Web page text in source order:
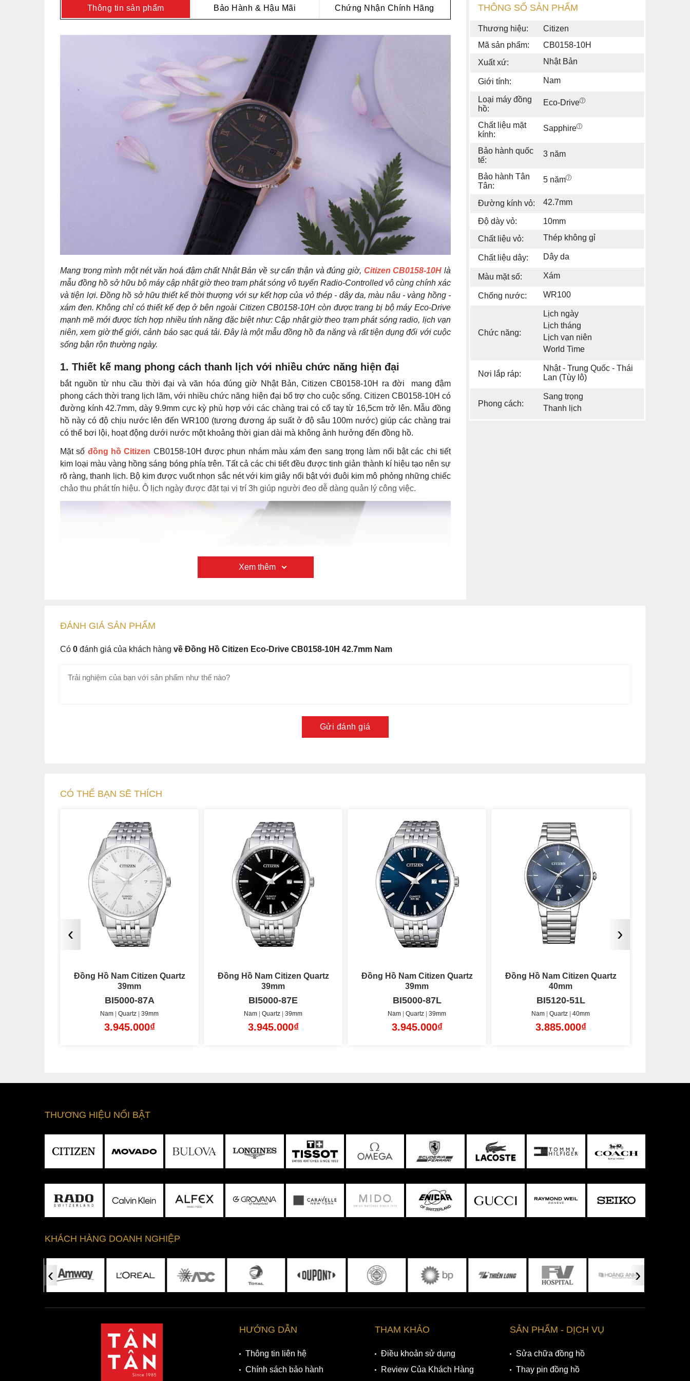
Thông tin sản phẩm Bảo Hành & Hậu Mãi Chứng Nhận Chính Hãng
Mang trong mình một nét văn hoá đậm chất Nhật Bản về sự cẩn thận và đúng giờ, Citizen CB0158-10H là
mẫu đồng hồ sở hữu bộ máy cập nhật giờ theo trạm phát sóng vô tuyến Radio-Controlled vô cùng chính xác
và tiện lợi. Đồng hồ sở hữu thiết kế thời thượng với sự kết hợp của vỏ thép - dây da, màu nâu - vàng hồng -
xám đen. Không chỉ có thiết kế đẹp ở bên ngoài Citizen CB0158-10H còn được trang bị bộ máy Eco-Drive
mạnh mẽ mới được tích hợp nhiều tính năng đặc biệt như: Cập nhật giờ theo trạm phát sóng radio, lịch vạn
niên, xem giờ thế giới, cảnh báo sạc quá tải. Đây là một mẫu đồng hồ đa năng và rất tiện dụng đối với cuộc
sống bận rộn thường ngày.
1. Thiết kế mang phong cách thanh lịch với nhiều chức năng hiện đại
bắt nguồn từ nhu cầu thời đại và văn hóa đúng giờ Nhật Bản, Citizen CB0158-10H ra đời mang đậm
phong cách thời trang lịch lãm, với nhiều chức năng hiện đại bổ trợ cho cuộc sống. Citizen CB0158-10H có
đường kính 42.7mm, dày 9.9mm cực kỳ phù hợp với các chàng trai có cổ tay từ 16,5cm trở lên. Mẫu đồng
hồ này có độ chịu nước lên đến WR100 (tương đương áp suất ở độ sâu 100m nước) giúp các chàng trai
có thể bơi lội, hoạt động dưới nước một khoảng thời gian dài mà không ảnh hưởng đến đồng hồ.
Mặt số đồng hồ Citizen CB0158-10H được phun nhám màu xám đen sang trọng làm nổi bật các chi tiết
kim loại màu vàng hồng sáng bóng phía trên. Tất cả các chi tiết đều được tinh giản thành kí hiệu tạo nên sự
rõ ràng, thanh lịch. Bộ kim được vuốt nhọn sắc nét với kim giây nổi bật với đuôi kim mô phỏng những chiếc
chảo thu phát tín hiệu. Ô lịch ngày được đặt tại vị trí 3h giúp người đeo dễ dàng quản lý công việc.
Vị trí 9h là ký hiệu sử dụng của chức năng Radio-Controlled với các vị trí bật/tắt để điều chỉnh giờ theo
giản là kéo núm chỉnh giờ ra một nấc và điều chỉnh kim giây chỉ vị trí thành phố tương ứng là đồng hồ sẽ tự
Đồng hồ còn có một tính năng đặc biệt khác và cũng rất tiện lợi đó chính là lịch vạn niên. Đây là một tính
năng đặc biệt mà chỉ có Citizen sản xuất trên
đồng hồtrong phân khúc tầm giá này. Với tính năng lịch vạn
niên đồng hồ sẽ cập nhật ngày, giờ chính xác đến năm 2100 mà không cần phải chỉnh lại ngày sau mỗi
tháng. Bao phủ bên ngoài là mặt kính sapphire cao cấp, cứng cáp hạn chế trầy xước tốt giúp bảo vệ mặt số
bên trong.
2. Kết hợp chất liệu thép không gỉ ở bộ vỏ với dây da cao cấp
Citizen CB0158-10H sở hữu bộ vỏ được làm từ chất liệu thép không gỉ với bề mặt mạ PVD màu vàng
hồng. Bộ vỏ hình tròn cổ điển trang bị núm chỉnh giờ chính góc 3 giờ, cùng nút bấm chỉnh chức năng tại
Xem thêm
THÔNG SỐ SẢN PHẨM
Thương hiệu:
Citizen
Mã sản phẩm:
CB0158-10H
Xuất xứ:
Nhật Bản
Giới tính: Nam
Loại máy đồng
hồ:
Eco-Drive
Chất liệu mặt
kính:
Sapphire
Bảo hành quốc
tế:
3 năm
Bảo hành Tân
Tân:
5 năm
Đường kính vỏ: 42.7mm
Độ dày vỏ:
10mm
Chất liệu vỏ:
Thép không gỉ
Chất liệu dây: Dây da
Màu mặt số: Xám
Chống nước: WR100
Chức năng:
Lịch ngày
Lịch tháng
Lịch vạn niên
World Time
Nơi lắp ráp:
Nhật - Trung Quốc - Thái
Lan (Tùy lô)
Phong cách:
Sang trọng
Thanh lịch
ĐÁNH GIÁ SẢN PHẤM
Có 0 đánh giá của khách hàng về Đồng Hồ Citizen Eco-Drive CB0158-10H 42.7mm Nam
Gửi đánh giá
CÓ THỂ BẠN SẼ THÍCH
Đồng Hồ Nam Citizen Quartz
39mm
BI5000-87A
Nam Quartz 39mm
3.945.000₫
Đồng Hồ Nam Citizen Quartz
39mm
BI5000-87E
Nam Quartz 39mm
3.945.000₫
Đồng Hồ Nam Citizen Quartz
39mm
BI5000-87L
Nam Quartz 39mm
3.945.000₫
Đồng Hồ Nam Citizen Quartz
40mm
BI5120-51L
Nam Quartz 40mm
3.885.000₫
‹ ›
THƯƠNG HIỆU NỔI BẬT
KHÁCH HÀNG DOANH NGHIỆP
‹ ›
HƯỚNG DẪN
Thông tin liên hệ
Chính sách bảo hành
THAM KHẢO
Điều khoản sử dụng
Review Của Khách Hàng
SẢN PHẨM - DỊCH VỤ
Sửa chữa đồng hồ
Thay pin đồng hồ